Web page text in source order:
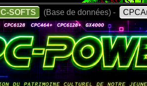
SOFTS (Base de données) -